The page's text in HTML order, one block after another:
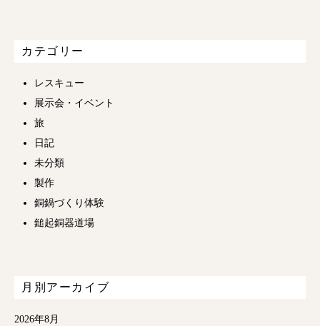
カテゴリー
レスキュー
展示会・イベント
旅
日記
未分類
製作
銅鍋づくり体験
鎚起銅器道場
月別アーカイブ
2026年8月